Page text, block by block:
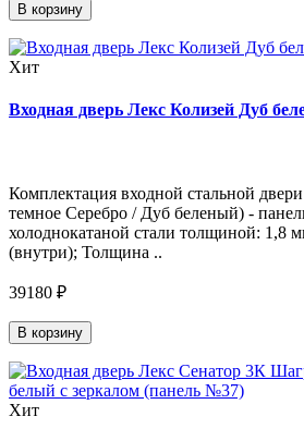
В корзину
Хит
Входная дверь Лекс Колизей Дуб
Комплектация входной стальной
темное Серебро / Дуб беленый) -
холоднокатаной стали толщиной: 1,8
(внутри); Толщина ..
39180 ₽
В корзину
Хит